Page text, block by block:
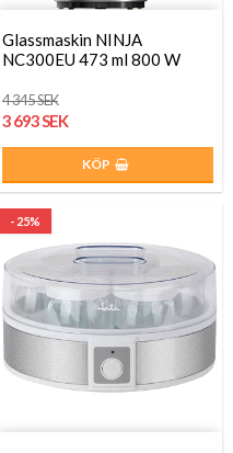
Glassmaskin NINJA
NC300EU 473 ml 800 W
4 345 SEK
3 693 SEK
KÖP
- 25%